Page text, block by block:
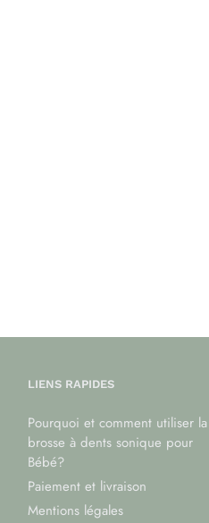
LIENS RAPIDES
Pourquoi et comment utiliser la
brosse à dents sonique pour
Bébé?
Paiement et livraison
Mentions légales